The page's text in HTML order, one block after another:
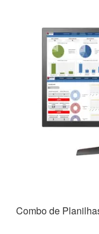
Combo de